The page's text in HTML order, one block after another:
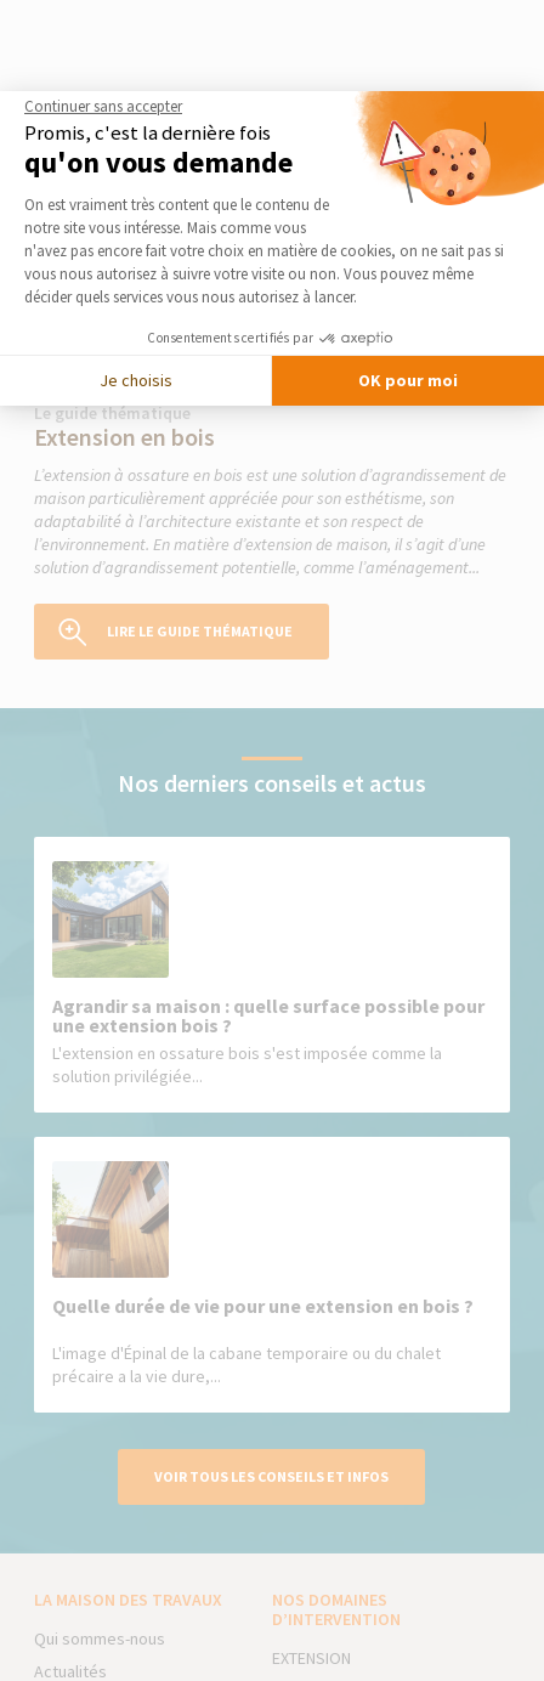
Le guide thématique
Extension en bois
L’extension à ossature en bois est une solution d’agrandissement de
maison particulièrement appréciée pour son esthétisme, son
adaptabilité à l’architecture existante et son respect de
l’environnement. En matière d’extension de maison, il s’agit d’une
solution d’agrandissement potentielle, comme l’aménagement...
LIRE LE GUIDE THÉMATIQUE
Nos derniers conseils et actus
Agrandir sa maison : quelle surface possible pour
une extension bois ?
L'extension en ossature bois s'est imposée comme la
solution privilégiée...
Quelle durée de vie pour une extension en bois ?
L'image d'Épinal de la cabane temporaire ou du chalet
précaire a la vie dure,...
VOIR TOUS LES CONSEILS ET INFOS
LA MAISON DES TRAVAUX
Qui sommes-nous
Actualités
NOS DOMAINES
D’INTERVENTION
EXTENSION
Continuer sans accepter
Promis, c'est la dernière fois
qu'on vous demande
Plateforme de Gestion du
On est vraiment très content que le contenu de
notre site vous intéresse. Mais comme vous
n'avez pas encore fait votre choix en matière de cookies, on ne sait pas si
vous nous autorisez à suivre votre visite ou non. Vous pouvez même
décider quels services vous nous autorisez à lancer.
Consentements certifiés par
Je choisis OK pour moi
Axeptio consent